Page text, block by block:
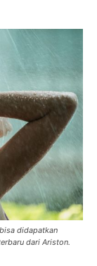
didapatkan
dari Ariston.